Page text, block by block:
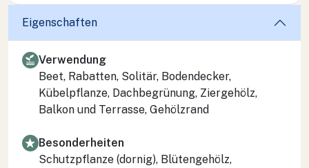
Eigenschaften
Verwendung
Beet, Rabatten, Solitär, Bodendecker,
Kübelpflanze, Dachbegrünung, Ziergehölz,
Balkon und Terrasse, Gehölzrand
Besonderheiten
Schutzpflanze (dornig), Blütengehölz,